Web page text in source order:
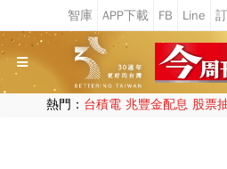
熱門： 台積電 兆豐金配息 股票